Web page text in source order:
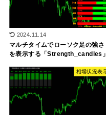
2024.11.14
マルチタイムでローソク足の強さ
を表示する「Strength_candles」
相場状況表